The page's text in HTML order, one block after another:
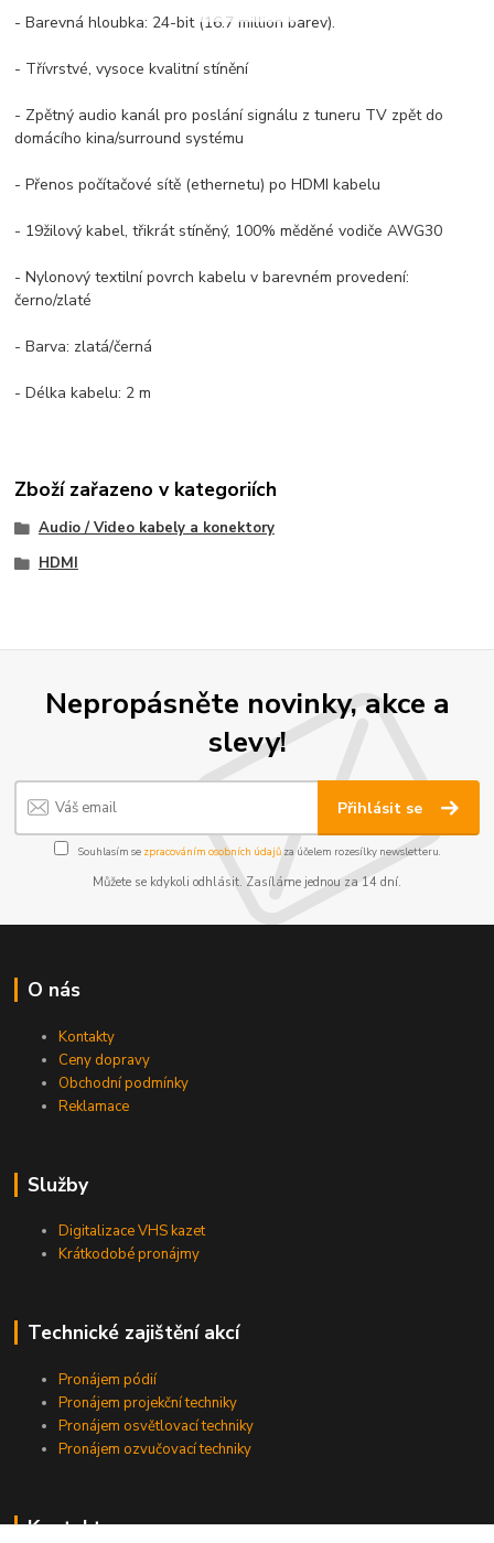
- Barevná hloubka: 24-bit (16.7 million barev).
- Třívrstvé, vysoce kvalitní stínění
- Zpětný audio kanál pro poslání signálu z tuneru TV zpět do
domácího kina/surround systému
- Přenos počítačové sítě (ethernetu) po HDMI kabelu
- 19žilový kabel, třikrát stíněný, 100% měděné vodiče AWG30
- Nylonový textilní povrch kabelu v barevném provedení:
černo/zlaté
- Barva: zlatá/černá
- Délka kabelu: 2 m
Zboží zařazeno v kategoriích
Audio / Video kabely a konektory
HDMI
Nepropásněte novinky, akce a
slevy!
Přihlásit se
Souhlasím se zpracováním osobních údajůza účelem rozesílky newsletteru.
Můžete se kdykoli odhlásit. Zasíláme jednou za 14 dní.
O nás
Kontakty
Ceny dopravy
Obchodní podmínky
Reklamace
Služby
Digitalizace VHS kazet
Krátkodobé pronájmy
Technické zajištění akcí
Pronájem pódií
Pronájem projekční techniky
Pronájem osvětlovací techniky
Pronájem ozvučovací techniky
Kontakty